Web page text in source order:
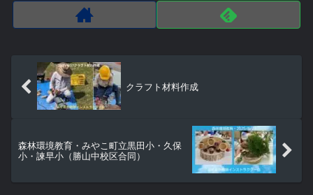
クラフト材料作成
森林環境教育・みやこ町立黒田小・久保
小・諫早小（勝山中校区合同）